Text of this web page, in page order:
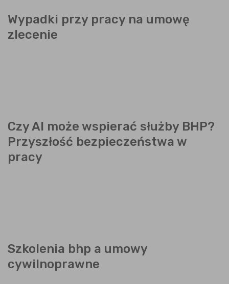
Wypadki przy pracy na umowę
zlecenie
Czy AI może wspierać służby BHP?
Przyszłość bezpieczeństwa w
pracy
Szkolenia bhp a umowy
cywilnoprawne